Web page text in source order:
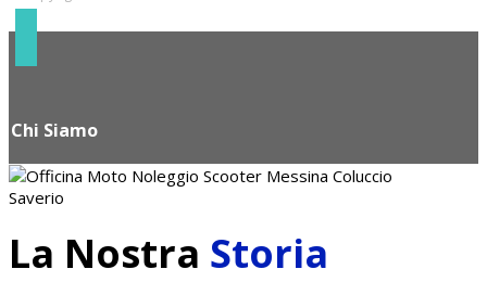
Chi Siamo
La Nostra Storia